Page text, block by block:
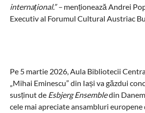
internațional.” – menționează Andrei
Executiv al Forumul Cultural Austriac
Pe 5 martie 2026, Aula Bibliotecii
„Mihai Eminescu” din Iași va găzdui
susținut de Esbjerg Ensembledin
cele mai apreciate ansambluri europene